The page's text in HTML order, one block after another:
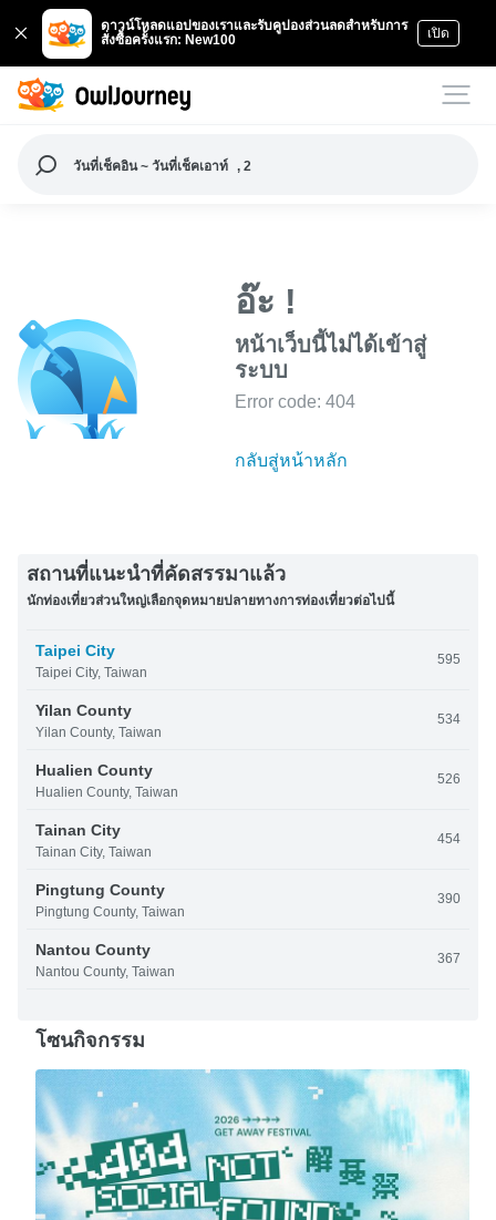
ดาวน์โหลดแอปของเราและรับคูปองส่วนลดสำหรับการ
สั่งซื้อครั้งแรก: New100
เปิด
วันที่เช็คอิน ~ วันที่เช็คเอาท์ , 2
อ๊ะ !
หน้าเว็บนี้ไม่ได้เข้าสู่
ระบบ
Error code: 404
กลับสู่หน้าหลัก
สถานที่แนะนำที่คัดสรรมาแล้ว
นักท่องเที่ยวส่วนใหญ่เลือกจุดหมายปลายทางการท่องเที่ยวต่อไปนี้
Taipei City
Taipei City, Taiwan
595
Yilan County
Yilan County, Taiwan
534
Hualien County
Hualien County, Taiwan
526
Tainan City
Tainan City, Taiwan
454
Pingtung County
Pingtung County, Taiwan
390
Nantou County
Nantou County, Taiwan
367
โซนกิจกรรม